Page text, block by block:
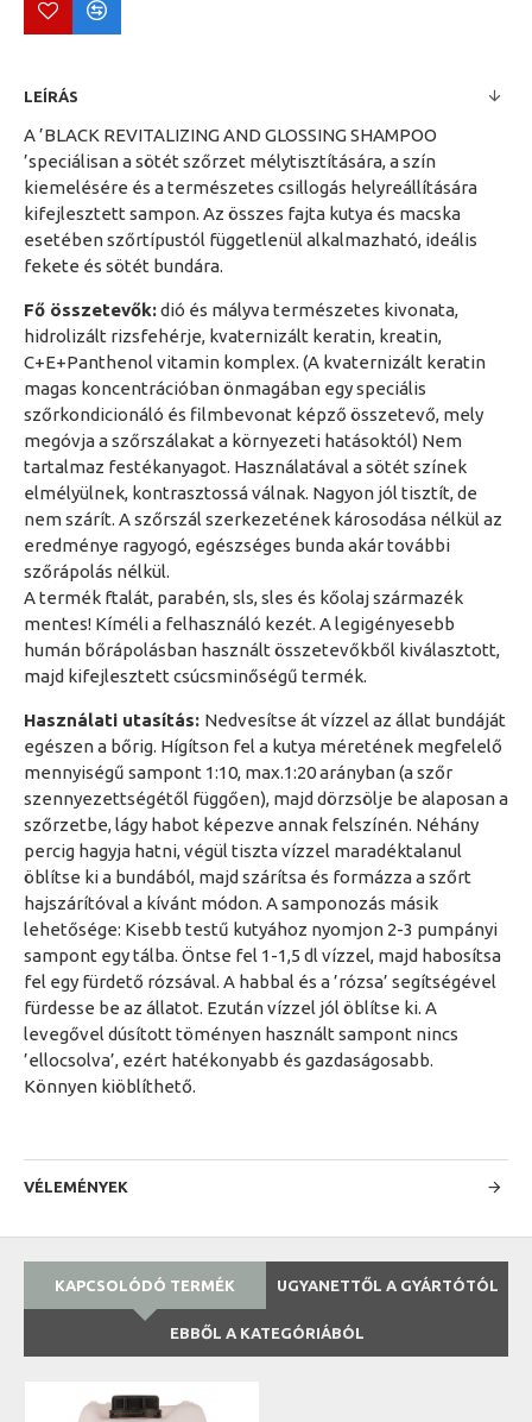
LEÍRÁS
A ’BLACK REVITALIZING AND GLOSSING SHAMPOO
’speciálisan a sötét szőrzet mélytisztítására, a szín
kiemelésére és a természetes csillogás helyreállítására
kifejlesztett sampon. Az összes fajta kutya és macska
esetében szőrtípustól függetlenül alkalmazható, ideális
fekete és sötét bundára.
Fő összetevők:dió és mályva természetes kivonata,
hidrolizált rizsfehérje, kvaternizált keratin, kreatin,
C+E+Panthenol vitamin komplex. (A kvaternizált keratin
magas koncentrációban önmagában egy speciális
szőrkondicionáló és filmbevonat képző összetevő, mely
megóvja a szőrszálakat a környezeti hatásoktól) Nem
tartalmaz festékanyagot. Használatával a sötét színek
elmélyülnek, kontrasztossá válnak. Nagyon jól tisztít, de
nem szárít. A szőrszál szerkezetének károsodása nélkül az
eredménye ragyogó, egészséges bunda akár további
szőrápolás nélkül.
A termék ftalát, parabén, sls, sles és kőolaj származék
mentes! Kíméli a felhasználó kezét. A legigényesebb
humán bőrápolásban használt összetevőkből kiválasztott,
majd kifejlesztett csúcsminőségű termék.
Használati utasítás: Nedvesítse át vízzel az állat bundáját
egészen a bőrig. Hígítson fel a kutya méretének megfelelő
mennyiségű sampont 1:10, max.1:20 arányban (a szőr
szennyezettségétől függően), majd dörzsölje be alaposan a
szőrzetbe, lágy habot képezve annak felszínén. Néhány
percig hagyja hatni, végül tiszta vízzel maradéktalanul
öblítse ki a bundából, majd szárítsa és formázza a szőrt
hajszárítóval a kívánt módon. A samponozás másik
lehetősége: Kisebb testű kutyához nyomjon 2-3 pumpányi
sampont egy tálba. Öntse fel 1-1,5 dl vízzel, majd habosítsa
fel egy fürdető rózsával. A habbal és a ’rózsa’ segítségével
fürdesse be az állatot. Ezután vízzel jól öblítse ki. A
levegővel dúsított töményen használt sampont nincs
’ellocsolva’, ezért hatékonyabb és gazdaságosabb.
Könnyen kiöblíthető.
VÉLEMÉNYEK
KAPCSOLÓDÓ TERMÉK UGYANETTŐL A GYÁRTÓTÓL
EBBŐL A KATEGÓRIÁBÓL